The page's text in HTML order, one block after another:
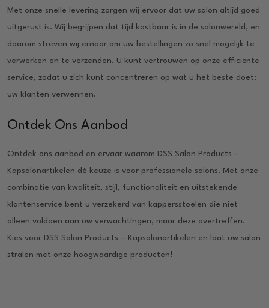
Met onze snelle levering zorgen wij ervoor dat uw salon altijd goed
uitgerust is. Wij begrijpen dat tijd kostbaar is in de salonwereld, en
daarom streven wij ernaar om uw bestellingen zo snel mogelijk te
verwerken en te verzenden. U kunt vertrouwen op onze efficiënte
service, zodat u zich kunt concentreren op wat u het beste doet:
uw klanten verwennen.
Ontdek Ons Aanbod
Ontdek ons aanbod en ervaar waarom DSS Salon Products –
Kapsalonartikelen dé keuze is voor professionele salons. Met onze
combinatie van kwaliteit, stijl, functionaliteit en uitstekende
klantenservice bent u verzekerd van kappersstoelen die niet
alleen voldoen aan uw verwachtingen, maar deze overtreffen.
Kies voor DSS Salon Products – Kapsalonartikelen en laat uw salon
stralen met onze hoogwaardige producten!